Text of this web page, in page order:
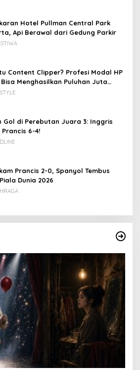
Hotel Pullman Central Park
Api Berawal dari Gedung Parkir
Content Clipper? Profesi Modal HP
Menghasilkan Puluhan Juta
Gol di Perebutan Juara 3: Inggris
Prancis 6-4!
Prancis 2-0, Spanyol Tembus
Dunia 2026